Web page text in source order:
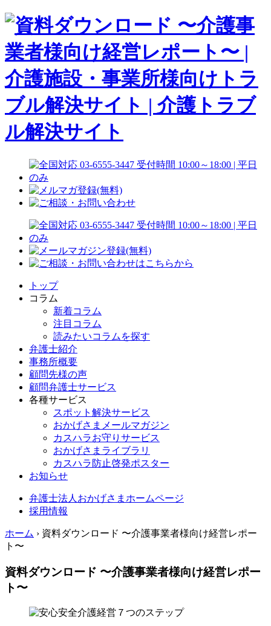
トップ
コラム
新着コラム
注目コラム
読みたいコラムを探す
弁護士紹介
事務所概要
顧問先様の声
顧問弁護士サービス
各種サービス
スポット解決サービス
おかげさまメールマガジン
カスハラお守りサービス
おかげさまライブラリ
カスハラ防止啓発ポスター
お知らせ
弁護士法人おかげさまホームページ
採用情報
ホーム › 資料ダウンロード 〜介護事業者様向け経営レポー
ト〜
資料ダウンロード 〜介護事業者様向け経営レポー
ト〜